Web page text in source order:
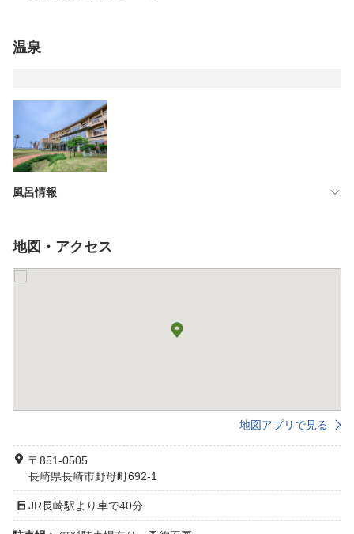
温泉
風呂情報
地図・アクセス
地図アプリで見る
〒851-0505
長崎県長崎市野母町692-1
JR長崎駅より車で40分